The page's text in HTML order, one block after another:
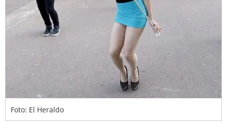
Foto: El Heraldo